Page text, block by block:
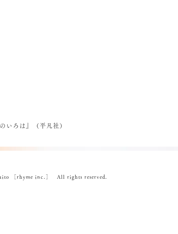
ろは』（平凡社）
［rhyme inc.］ All rights reserved.